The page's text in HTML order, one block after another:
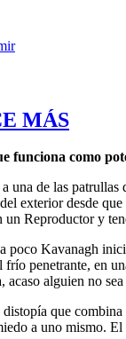
MÁS
funciona como
de las
exterior desde
Reproductor y
poco Kavanagh
penetrante, en
acaso alguien no
que
a uno mismo.